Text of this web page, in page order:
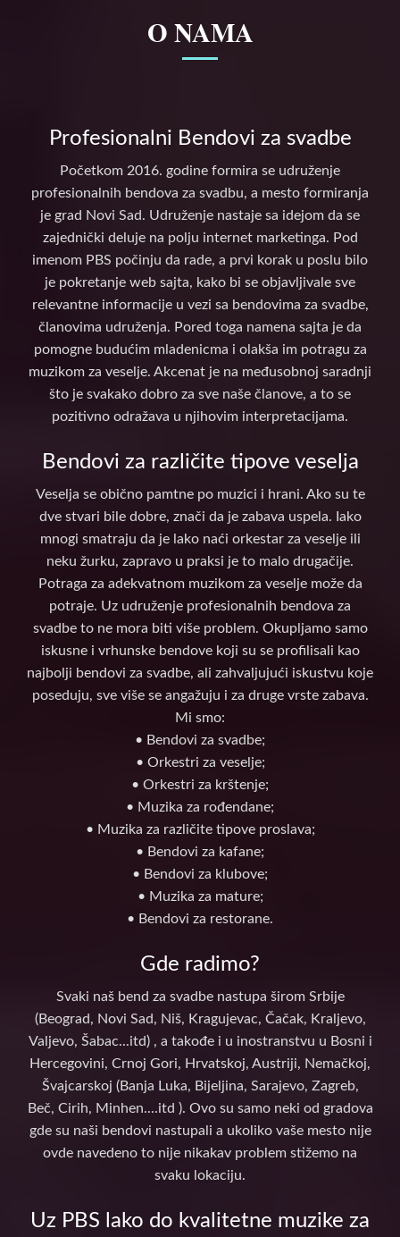
O NAMA
Profesionalni Bendovi za svadbe
Početkom 2016. godine formira se udruženje
profesionalnih bendova za svadbu, a mesto formiranja
je grad Novi Sad. Udruženje nastaje sa idejom da se
zajednički deluje na polju internet marketinga. Pod
imenom PBS počinju da rade, a prvi korak u poslu bilo
je pokretanje web sajta, kako bi se objavljivale sve
relevantne informacije u vezi sa bendovima za svadbe,
članovima udruženja. Pored toga namena sajta je da
pomogne budućim mladenicma i olakša im potragu za
muzikom za veselje. Akcenat je na međusobnoj saradnji
što je svakako dobro za sve naše članove, a to se
pozitivno odražava u njihovim interpretacijama.
Bendovi za različite tipove veselja
Veselja se obično pamtne po muzici i hrani. Ako su te
dve stvari bile dobre, znači da je zabava uspela. Iako
mnogi smatraju da je lako naći orkestar za veselje ili
neku žurku, zapravo u praksi je to malo drugačije.
Potraga za adekvatnom muzikom za veselje može da
potraje. Uz udruženje profesionalnih bendova za
svadbe to ne mora biti više problem. Okupljamo samo
iskusne i vrhunske bendove koji su se profilisali kao
najbolji bendovi za svadbe, ali zahvaljujući iskustvu koje
poseduju, sve više se angažuju i za druge vrste zabava.
Mi smo:
• Bendovi za svadbe;
• Orkestri za veselje;
• Orkestri za krštenje;
• Muzika za rođendane;
• Muzika za različite tipove proslava;
• Bendovi za kafane;
• Bendovi za klubove;
• Muzika za mature;
• Bendovi za restorane.
Gde radimo?
Svaki naš bend za svadbe nastupa širom Srbije
(Beograd, Novi Sad, Niš, Kragujevac, Čačak, Kraljevo,
Valjevo, Šabac...itd) , a takođe i u inostranstvu u Bosni i
Hercegovini, Crnoj Gori, Hrvatskoj, Austriji, Nemačkoj,
Švajcarskoj (Banja Luka, Bijeljina, Sarajevo, Zagreb,
Beč, Cirih, Minhen....itd ). Ovo su samo neki od gradova
gde su naši bendovi nastupali a ukoliko vaše mesto nije
ovde navedeno to nije nikakav problem stižemo na
svaku lokaciju.
Uz PBS lako do kvalitetne muzike za